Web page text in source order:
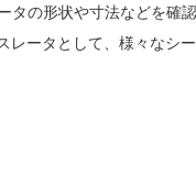
の形状や寸法などを確
ータとして、様々なシー